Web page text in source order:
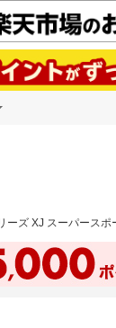
ーズ XJ スーパース